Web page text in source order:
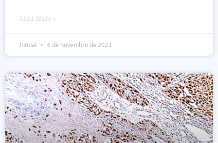
LEIA MAIS »
Inopat 6 de novembro de 2023